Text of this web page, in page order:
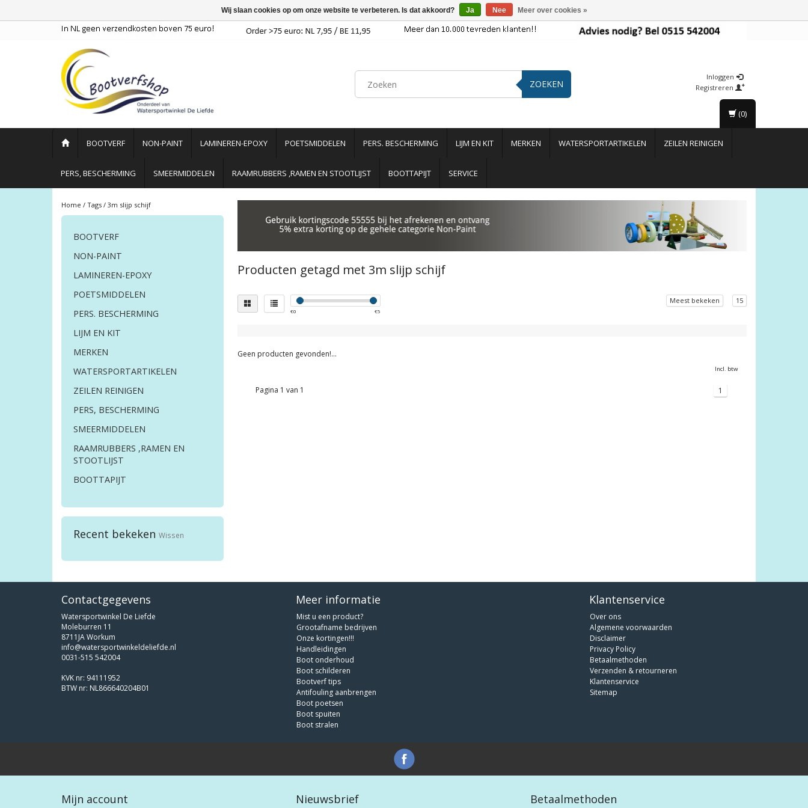
ZOEKEN
Inloggen
Registreren
BOOTVERF NON-PAINT LAMINEREN-EPOXY POETSMIDDELEN PERS. BESCHERMING LIJM EN KIT MERKEN WATERSPORTARTIKELEN ZEILEN REINIGEN
PERS, BESCHERMING SMEERMIDDELEN RAAMRUBBERS ,RAMEN EN STOOTLIJST BOOTTAPIJT SERVICE
(0)
Home / Tags / 3m slijp schijf
BOOTVERF
NON-PAINT
LAMINEREN-EPOXY
POETSMIDDELEN
PERS. BESCHERMING
LIJM EN KIT
MERKEN
WATERSPORTARTIKELEN
ZEILEN REINIGEN
PERS, BESCHERMING
SMEERMIDDELEN
RAAMRUBBERS ,RAMEN EN
STOOTLIJST
BOOTTAPIJT
Recent bekeken Wissen
Producten getagd met 3m slijp schijf
€0 €5
Meest bekeken 15
Geen producten gevonden!...
Incl. btw
Pagina 1 van 1 1
Contactgegevens
Watersportwinkel De Liefde
Moleburren 11
8711JA Workum
info@watersportwinkeldeliefde.nl
0031-515 542004
KVK nr: 94111952
BTW nr: NL866640204B01
Meer informatie
Mist u een product?
Grootafname bedrijven
Onze kortingen!!!
Handleidingen
Boot onderhoud
Boot schilderen
Bootverf tips
Antifouling aanbrengen
Boot poetsen
Boot spuiten
Boot stralen
Klantenservice
Over ons
Algemene voorwaarden
Disclaimer
Privacy Policy
Betaalmethoden
Verzenden & retourneren
Klantenservice
Sitemap
Mijn account Nieuwsbrief Betaalmethoden
Wij slaan cookies op om onze website te verbeteren. Is dat akkoord? Ja Nee Meer over cookies »